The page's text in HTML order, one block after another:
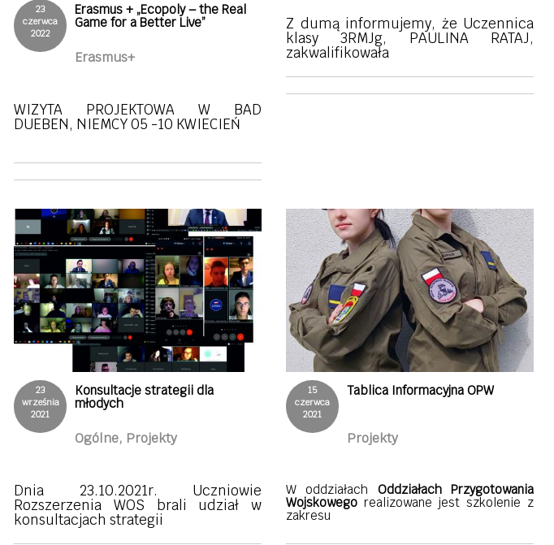
23
czerwca
2022
Erasmus + „Ecopoly – the Real
Game for a Better Live”
Erasmus+
WIZYTA PROJEKTOWA W BAD
DUEBEN, NIEMCY 05 -10 KWIECIEŃ
Z dumą informujemy, że Uczennica
klasy 3RMJg, PAULINA RATAJ,
zakwalifikowała
23
września
2021
Konsultacje strategii dla
młodych
Ogólne, Projekty
Dnia 23.10.2021r. Uczniowie
Rozszerzenia WOS brali udział w
konsultacjach strategii
15
czerwca
2021
Tablica Informacyjna OPW
Projekty
W oddziałach Oddziałach Przygotowania
Wojskowego realizowane jest szkolenie z
zakresu